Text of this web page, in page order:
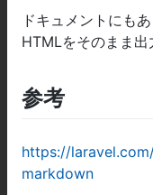
ドキュメントにも
HTMLをそのまま出
参考
https://
markdown